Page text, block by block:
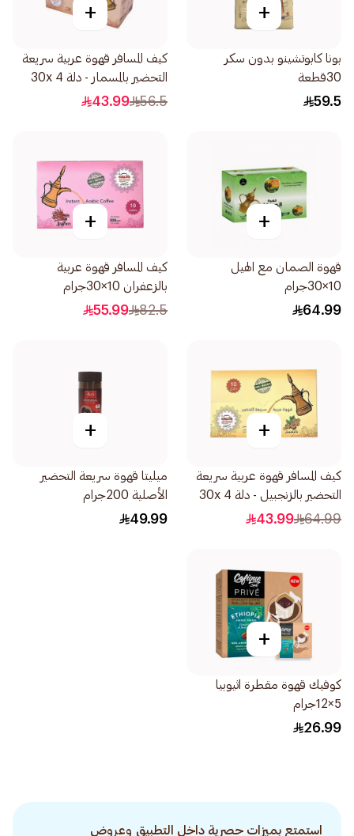
+
بونا كابوتشينو بدون سكر
30قطعة
59.5
+
كيف المسافر قهوة عربية سريعة
التحضير بالمسمار - دلة 30x 4
جرام
56.5
43.99
+
قهوة الصمان مع الهيل
10×30جرام
64.99
+
كيف المسافر قهوة عربية
بالزعفران 10×30جرام
82.5
55.99
+
كيف المسافر قهوة عربية سريعة
التحضير بالزنجبيل - دلة 30x 4
جرام
64.99
43.99
+
ميليتا قهوة سريعة التحضير
الأصلية 200جرام
49.99
+
كوفيك قهوة مقطرة اثيوبيا
5×12جرام
26.99
استمتع بميزات حصرية داخل التطبيق وعروض